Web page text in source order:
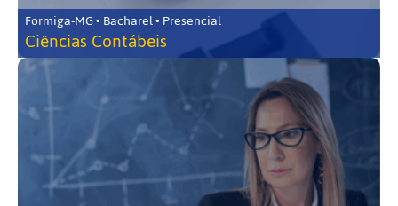
Formiga-MG • Bacharel • Presencial
Ciências Contábeis